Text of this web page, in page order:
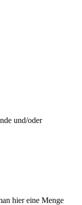
und/oder
hier eine Menge